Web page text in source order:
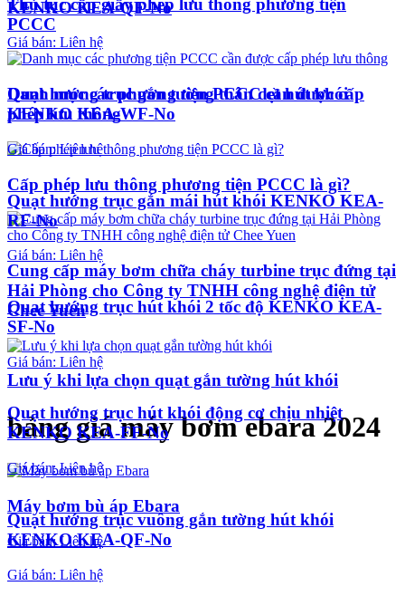
KENKO KEA-QF-No
Giá bán: Liên hệ
Quạt hướng trục gắn tường thân dẹt hút khói
KENKO KEA-WF-No
Giá bán: Liên hệ
Quạt hướng trục gắn mái hút khói KENKO KEA-
RF-No
Giá bán: Liên hệ
Quạt hướng trục hút khói 2 tốc độ KENKO KEA-
SF-No
Giá bán: Liên hệ
Quạt hướng trục hút khói động cơ chịu nhiệt
KENKO KEA-FF-No
Giá bán: Liên hệ
Quạt hướng trục vuông gắn tường hút khói
KENKO KEA-QF-No
Giá bán: Liên hệ
Thủ tục cấp giấy phép lưu thông phương tiện
PCCC
Danh mục các phương tiện PCCC cần được cấp
phép lưu thông
Cấp phép lưu thông phương tiện PCCC là gì?
Cung cấp máy bơm chữa cháy turbine trục đứng tại
Hải Phòng cho Công ty TNHH công nghệ điện tử
Chee Yuen
Lưu ý khi lựa chọn quạt gắn tường hút khói
bảng giá máy bơm ebara 2024
Máy bơm bù áp Ebara
Giá bán: Liên hệ